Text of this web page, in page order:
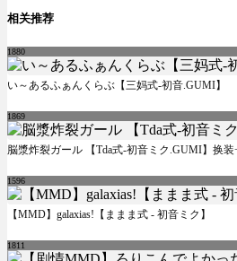
相关推荐
1880
い～あるふぁんくらぶ【三妈式-初音.GUMI】
1869
脳漿炸裂ガール 【Tda式-初音ミク.GUMI】换装
1596
【MMD】galaxias!【ままま式 - 初音ミク】
1811